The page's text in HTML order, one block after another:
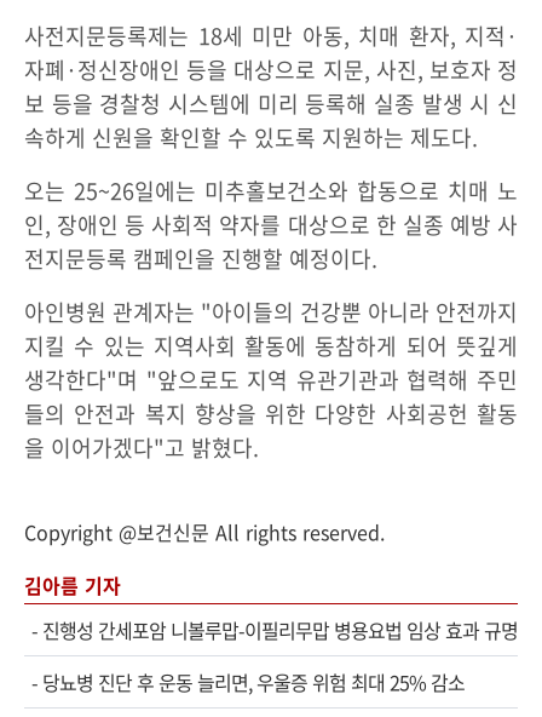
사전지문등록제는 18세 미만 아동, 치매 환자, 지적·
자폐·정신장애인 등을 대상으로 지문, 사진, 보호자 정
보 등을 경찰청 시스템에 미리 등록해 실종 발생 시 신
속하게 신원을 확인할 수 있도록 지원하는 제도다.
오는 25~26일에는 미추홀보건소와 합동으로 치매 노
인, 장애인 등 사회적 약자를 대상으로 한 실종 예방 사
전지문등록 캠페인을 진행할 예정이다.
아인병원 관계자는 "아이들의 건강뿐 아니라 안전까지
지킬 수 있는 지역사회 활동에 동참하게 되어 뜻깊게
생각한다"며 "앞으로도 지역 유관기관과 협력해 주민
들의 안전과 복지 향상을 위한 다양한 사회공헌 활동
을 이어가겠다"고 밝혔다.
Copyright @보건신문 All rights reserved.
김아름 기자
- 진행성 간세포암 니볼루맙-이필리무맙 병용요법 임상 효과 규명
- 당뇨병 진단 후 운동 늘리면, 우울증 위험 최대 25% 감소